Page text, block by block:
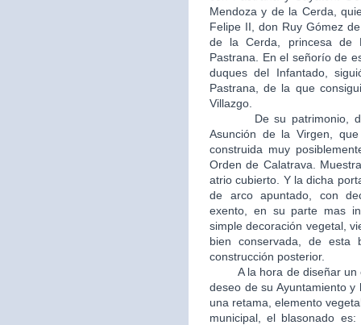
Mendoza y de la Cerda,
Felipe II, don Ruy Gómez
de la Cerda, princesa de
Pastrana. En el señorío de
duques del Infantado,
Pastrana, de la que
Villazgo.
De su patrimonio,
Asunción de la Virgen,
construida muy
Orden de Calatrava.
atrio cubierto. Y la dicha
de arco apuntado, con
exento, en su parte mas
simple decoración vegetal,
bien conservada, de
construcción posterior.
A la hora de diseñar un
deseo de su Ayuntamiento
una retama, elemento
municipal, el blasonado